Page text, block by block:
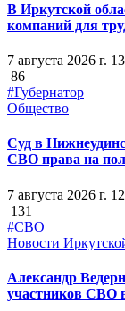
В Иркутской
компаний для
7 августа 2026 г.
86
#Губернатор
Общество
Суд в
СВО права на
7 августа 2026 г.
131
#СВО
Новости
Александр
участников СВО